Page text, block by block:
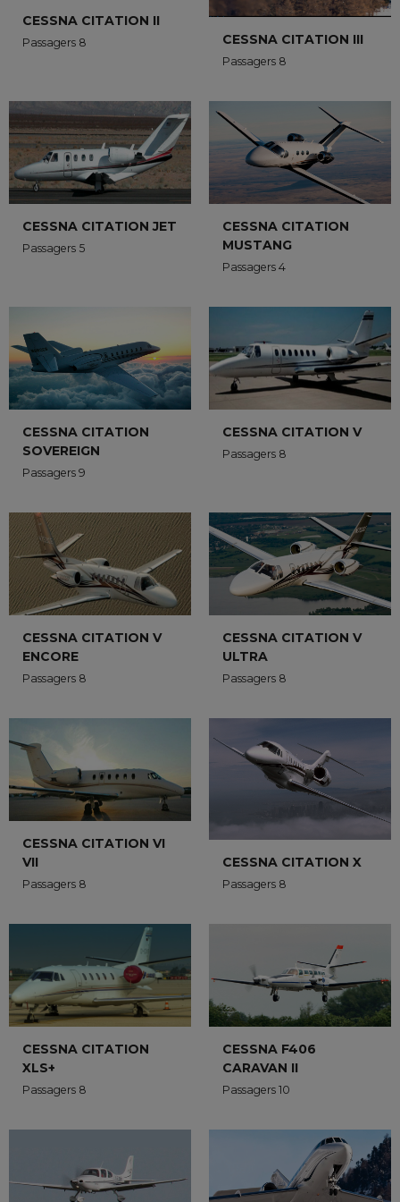
CESSNA CITATION II
Passagers 8 CESSNA CITATION III
Passagers 8
CESSNA CITATION JET
Passagers 5
CESSNA CITATION
MUSTANG
Passagers 4
CESSNA CITATION
SOVEREIGN
Passagers 9
CESSNA CITATION V
Passagers 8
CESSNA CITATION V
ENCORE
Passagers 8
CESSNA CITATION V
ULTRA
Passagers 8
CESSNA CITATION VI
VII
Passagers 8
CESSNA CITATION X
Passagers 8
CESSNA CITATION
XLS+
Passagers 8
CESSNA F406
CARAVAN II
Passagers 10